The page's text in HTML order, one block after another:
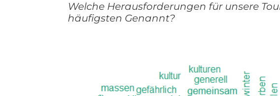
Welche Herausforderungen für unsere
häufigsten Genannt?